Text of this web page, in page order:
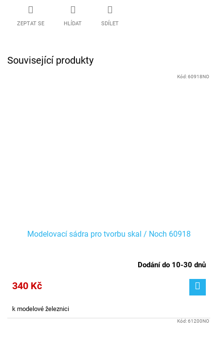
ZEPTAT SE HLÍDAT SDÍLET
Související produkty
Modelovací sádra pro tvorbu skal / Noch 60918
Dodání do 10-30 dnů
340 Kč
k modelové železnici
Kód:60918NO
Kód:61200NO